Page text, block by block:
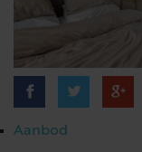
Aanbod